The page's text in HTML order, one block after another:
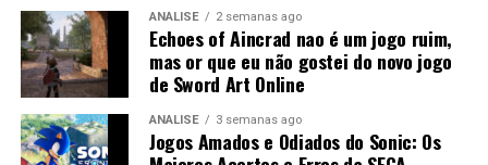
Já noNintendo Switch 1, o trabalho de otimização
ANÁLISE 2 semanas ago
Echoes of Aincrad nao é um jogo ruim,
mas or que eu não gostei do novo jogo
de Sword Art Online
ANÁLISE 3 semanas ago
Jogos Amados e Odiados do Sonic: Os